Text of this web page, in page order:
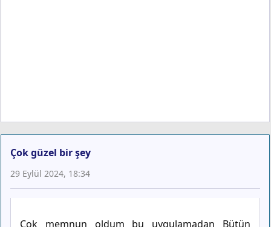
Çok güzel bir şey
29 Eylül 2024, 18:34
Çok memnun oldum bu uygulamadan Bütün